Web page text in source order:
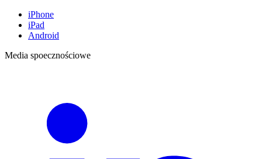
iPhone
iPad
Android
Media spoecznościowe